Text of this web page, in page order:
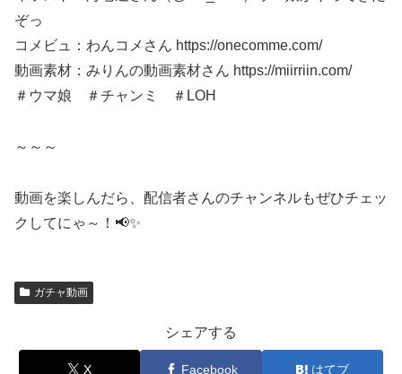
ぞっ
コメビュ：わんコメさん https://onecomme.com/
動画素材：みりんの動画素材さん https://miirriin.com/
＃ウマ娘 ＃チャンミ ＃LOH
～～～
動画を楽しんだら、配信者さんのチャンネルもぜひチェッ
クしてにゃ～！📢✨
ガチャ動画
シェアする
X Facebook はてブ